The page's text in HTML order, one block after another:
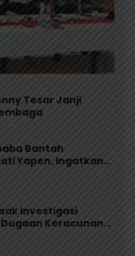
Tesar Janji
Bantah
Yapen, Ingatkan
Investigasi
Keracunan